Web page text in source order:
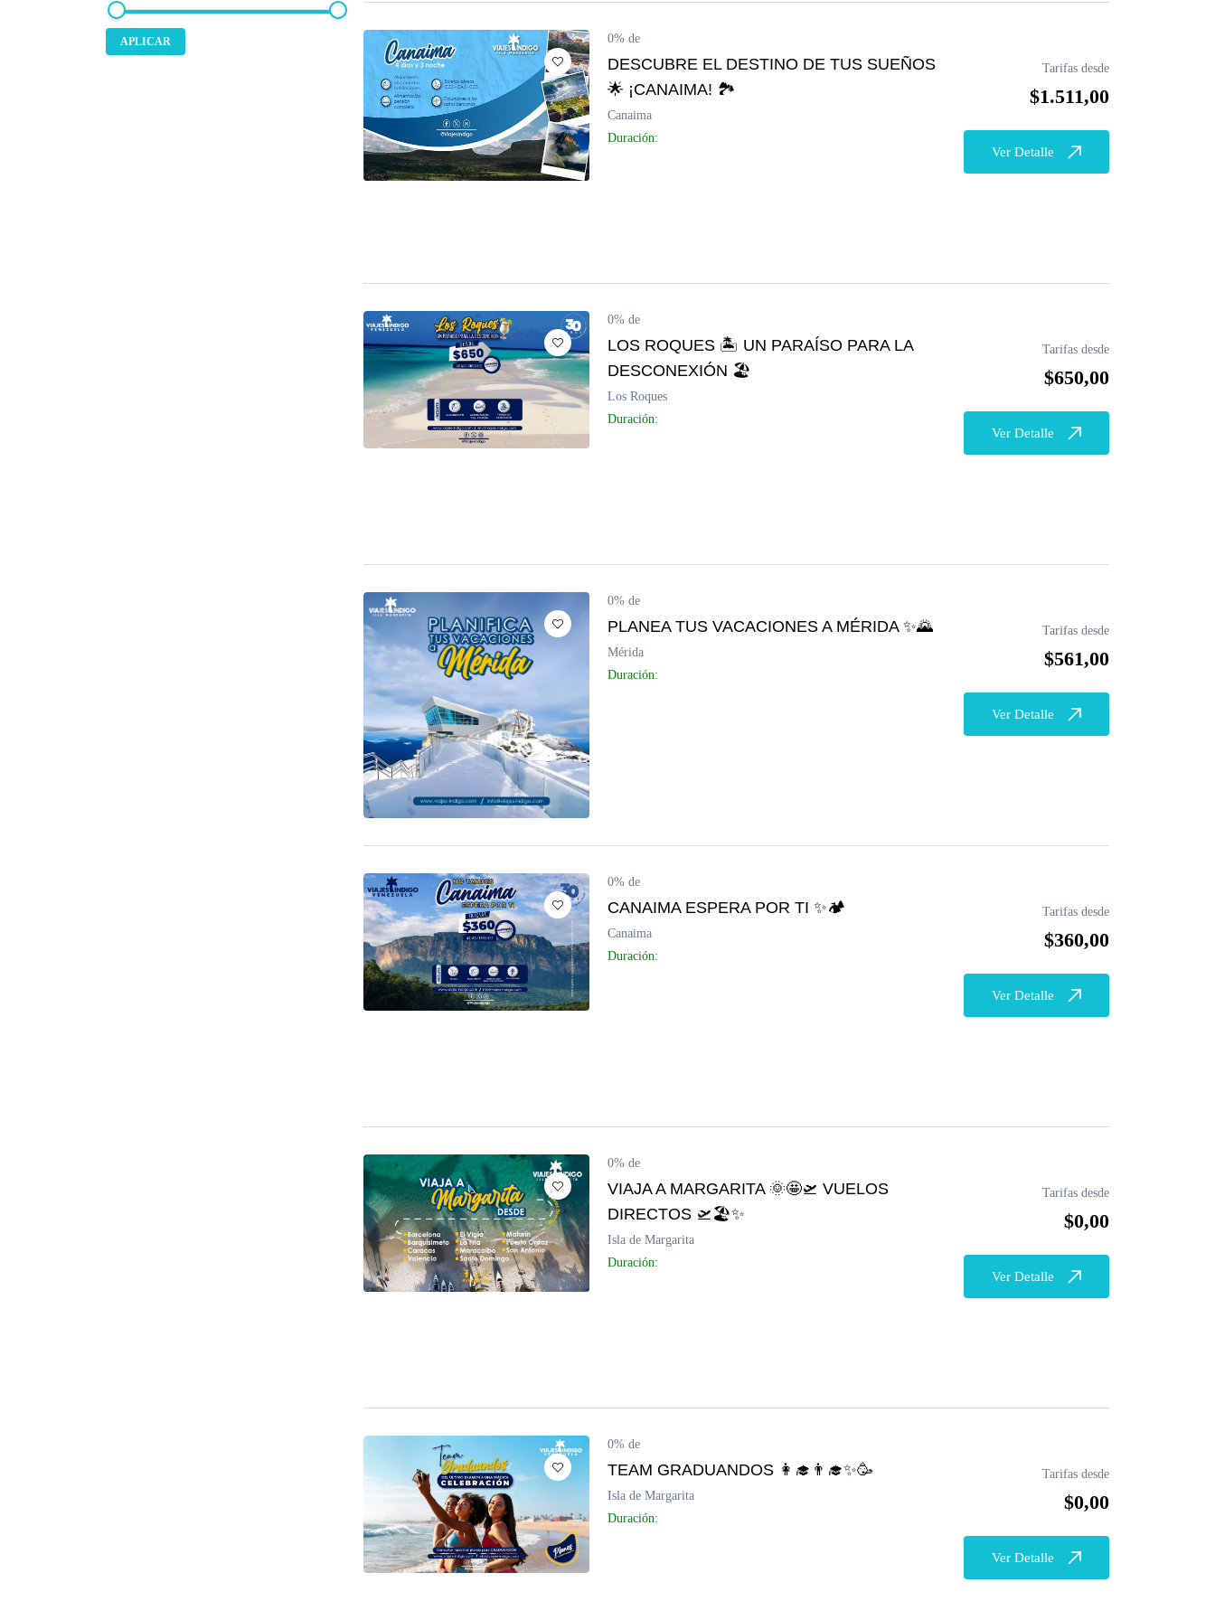
Canaima
Los Roques
Mérida
Delta del Orinoco
APLICAR 0% de
DESCUBRE EL DESTINO DE TUS SUEÑOS
🌟 ¡CANAIMA! 🏞️
Canaima
Duración:
Tarifas desde
$1.511,00
Ver Detalle
0% de
LOS ROQUES 🏝 UN PARAÍSO PARA LA
DESCONEXIÓN 🏖
Los Roques
Duración:
Tarifas desde
$650,00
Ver Detalle
0% de
PLANEA TUS VACACIONES A MÉRIDA ✨🌄
Mérida
Duración:
Tarifas desde
$561,00
Ver Detalle
0% de
CANAIMA ESPERA POR TI ✨🏕
Canaima
Duración:
Tarifas desde
$360,00
Ver Detalle
0% de
VIAJA A MARGARITA 🌞🤩🛫 VUELOS
DIRECTOS 🛫🏖️✨
Isla de Margarita
Duración:
Tarifas desde
$0,00
Ver Detalle
0% de
TEAM GRADUANDOS 👩‍🎓👨‍🎓✨🥳
Isla de Margarita
Duración:
Tarifas desde
$0,00
Ver Detalle